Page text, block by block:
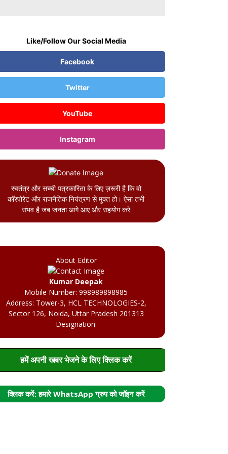
Like/Follow Our Social Media
Facebook
Twitter
YouTube
Instagram
स्वतंत्र और सच्ची पत्रकारिता के लिए ज़रूरी है कि वो
कॉरपोरेट और राजनैतिक नियंत्रण से मुक्त हो। ऐसा तभी
संभव है जब जनता आगे आए और सहयोग करे
About Editor
Kumar Deepak
Mobile Number: 998989898985
Address: Tower-3, HCL TECHNOLOGIES-2,
Sector 126, Noida, Uttar Pradesh 201313
Designation:
हमें अपनी खबर भेजने के लिए क्लिक करें
क्लिक करें: हमारे WhatsApp ग्रुप को जॉइन करें